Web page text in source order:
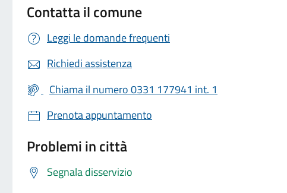
Contatta il comune
Leggi le domande frequenti
Richiedi assistenza
Chiama il numero 0331 177941 int. 1
Prenota appuntamento
Problemi in città
Segnala disservizio